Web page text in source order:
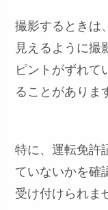
撮影するときは
見えるように撮
ピントがずれて
ることがありま
特に、運転免許
ていないかを確
受け付けられま